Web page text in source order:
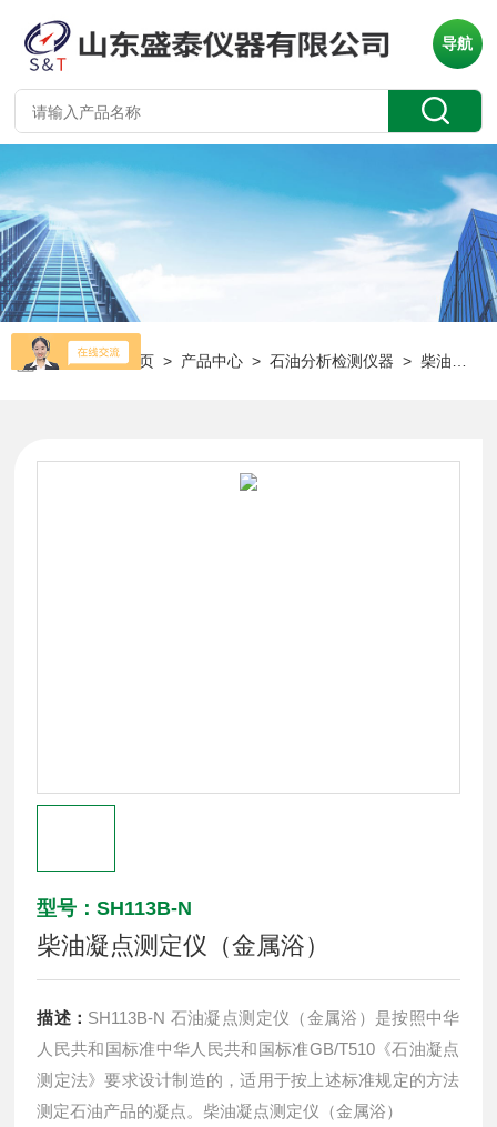
导航
当前位置：首页 > 产品中心 >石油分析检测仪器 > 柴油检测仪器
型号：SH113B-N
柴油凝点测定仪（金属浴）
描述： SH113B-N 石油凝点测定仪（金属浴）是按照中华
人民共和国标准中华人民共和国标准GB/T510《石油凝点
测定法》要求设计制造的，适用于按上述标准规定的方法
测定石油产品的凝点。柴油凝点测定仪（金属浴）